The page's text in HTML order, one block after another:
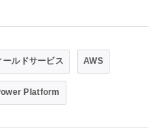
ールドサービス AWS
Platform